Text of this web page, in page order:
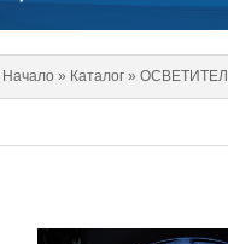
Начало » Каталог »